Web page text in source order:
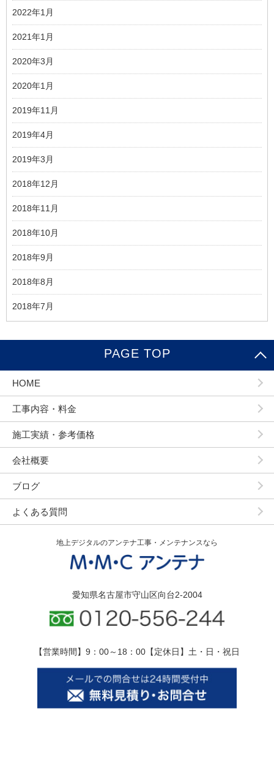
2022年1月
2021年1月
2020年3月
2020年1月
2019年11月
2019年4月
2019年3月
2018年12月
2018年11月
2018年10月
2018年9月
2018年8月
2018年7月
PAGE TOP
HOME
工事内容・料金
施工実績・参考価格
会社概要
ブログ
よくある質問
地上デジタルのアンテナ工事・メンテナンスなら
愛知県名古屋市守山区向台2-2004
【営業時間】9：00～18：00【定休日】土・日・祝日